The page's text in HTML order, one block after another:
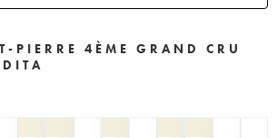
PIERRE 4ÈME GRAND CRU